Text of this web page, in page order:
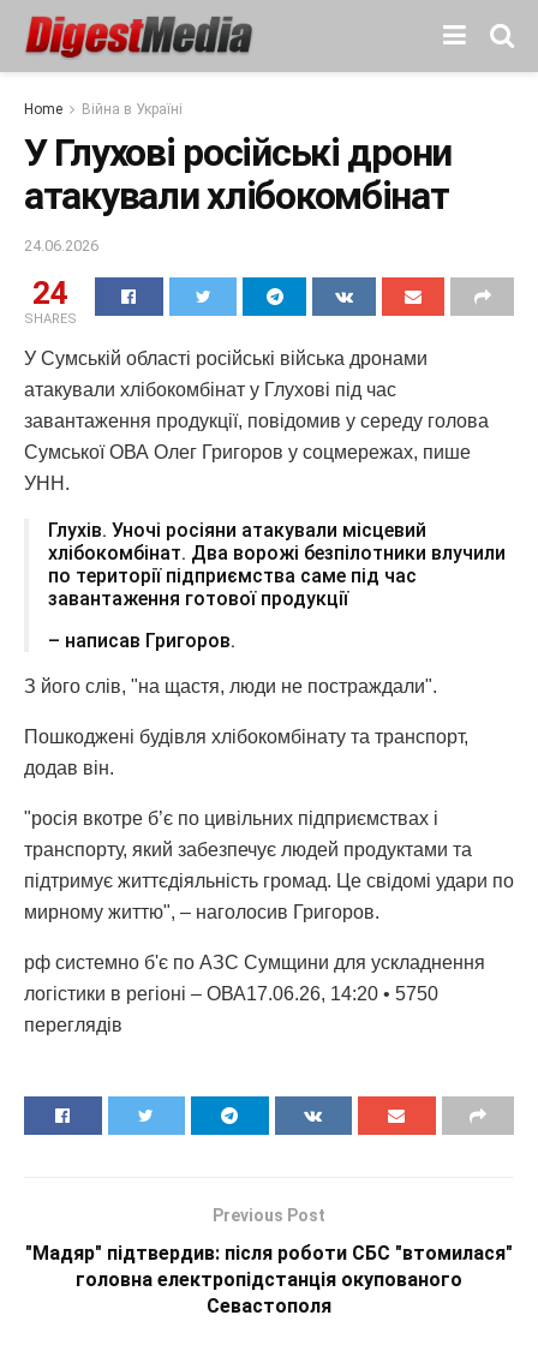
Home Війна в Україні
У Глухові російські дрони
атакували хлібокомбінат
24.06.2026
24
SHARES
У Сумській області російські війська дронами
атакували хлібокомбінат у Глухові під час
завантаження продукції, повідомив у середу голова
Сумської ОВА Олег Григоров у соцмережах, пише
УНН.
Глухів. Уночі росіяни атакували місцевий
хлібокомбінат. Два ворожі безпілотники влучили
по території підприємства саме під час
завантаження готової продукції
– написав Григоров.
З його слів, "на щастя, люди не постраждали".
Пошкоджені будівля хлібокомбінату та транспорт,
додав він.
"росія вкотре б’є по цивільних підприємствах і
транспорту, який забезпечує людей продуктами та
підтримує життєдіяльність громад. Це свідомі удари по
мирному життю", – наголосив Григоров.
рф системно б'є по АЗС Сумщини для ускладнення
логістики в регіоні – ОВА17.06.26, 14:20 • 5750
переглядiв
Previous Post
"Мадяр" підтвердив: після роботи СБС "втомилася"
головна електропідстанція окупованого
Севастополя